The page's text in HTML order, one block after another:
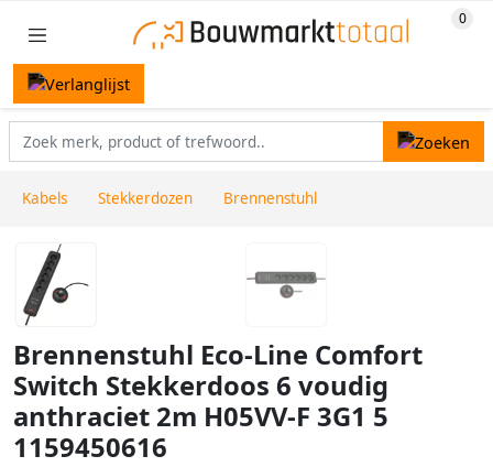
Kabels Stekkerdozen Brennenstuhl
Brennenstuhl Eco-Line Comfort
Switch Stekkerdoos 6 voudig
anthraciet 2m H05VV-F 3G1 5
1159450616